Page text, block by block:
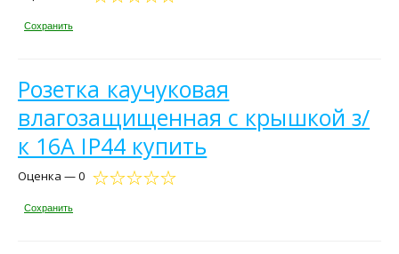
Сохранить
Розетка каучуковая
влагозащищенная с крышкой з/
к 16А IP44 купить
Оценка — 0
Сохранить